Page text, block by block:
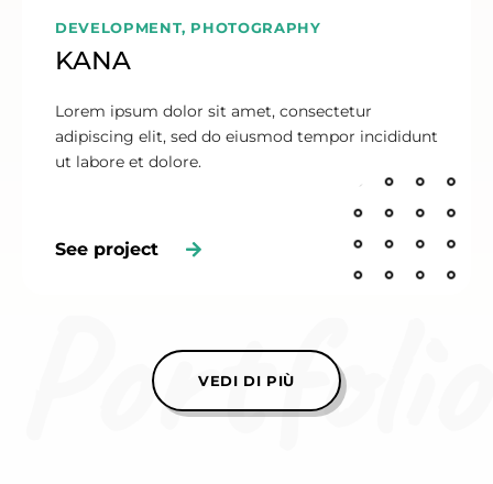
DEVELOPMENT, PHOTOGRAPHY
KANA
Lorem ipsum dolor sit amet, consectetur
adipiscing elit, sed do eiusmod tempor incididunt
ut labore et dolore.
See project
VEDI DI PIÙ
Portfolio